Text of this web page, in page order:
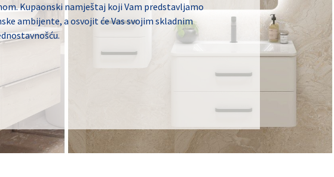
Kupaonski namještaj koji Vam predstavljamo
ambijente, a osvojit će Vas svojim skladnim